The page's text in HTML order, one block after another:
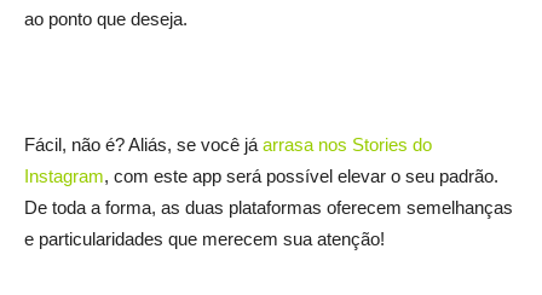
ao ponto que deseja.
Fácil, não é? Aliás, se você já arrasa nos Stories do
Instagram, com este app será possível elevar o seu padrão.
De toda a forma, as duas plataformas oferecem semelhanças
e particularidades que merecem sua atenção!